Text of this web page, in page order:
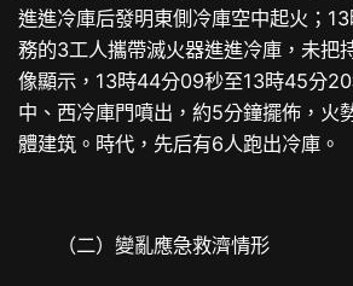
進進冷庫后發明東側冷庫空中起火；
務的3工人攜帶滅火器進進冷庫，未把
像顯示，13時44分09秒至13時45分
中、西冷庫門噴出，約5分鐘擺佈，火
體建筑。時代，先后有6人跑出冷庫。
（二）變亂應急救濟情形